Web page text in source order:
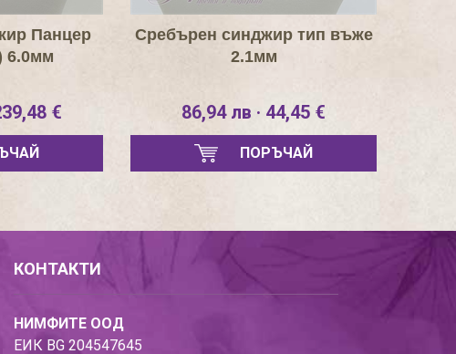
Панцер
6.0мм
€
Сребърен синджир тип въже
2.1мм
86,94 лв · 44,45 €
ПОРЪЧАЙ
КОНТАКТИ
НИМФИТЕ ООД
ЕИК BG 204547645